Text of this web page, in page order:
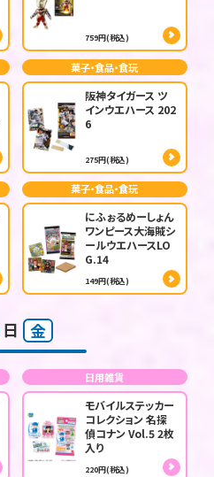
759円(税込)
菓子・食品・食玩
阪神タイガース ツ
インウエハース 202
6
275円(税込)
菓子・食品・食玩
にふぉるめーしょん
ワンピース大海賊シ
ールウエハースLO
G.14
149円(税込)
日 金
日用雑貨
モバイルステッカー
コレクション 名探
偵コナン Vol.5 2枚
入り
220円(税込)